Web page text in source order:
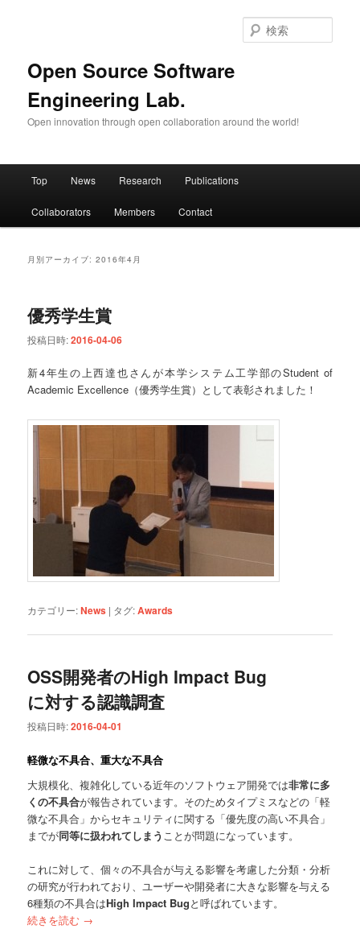
移
動
Open Source Software
Engineering Lab.
Open innovation through open collaboration around the world!
索
メ
Top News Research Publications
Collaborators Members Contact
月別アーカイブ:2016年4月
優秀学生賞
投稿日時:2016-04-06
新4年生の上西達也さんが本学システム工学部のStudent of
Academic Excellence（優秀学生賞）として表彰されました！
カテゴリー:News | タグ:Awards
OSS開発者のHigh Impact Bug
に対する認識調査
投稿日時:2016-04-01
軽微な不具合、重大な不具合
大規模化、複雑化している近年のソフトウェア開発では非常に多
くの不具合が報告されています。そのためタイプミスなどの「軽
微な不具合」からセキュリティに関する「優先度の高い不具合」
までが同等に扱われてしまう ことが問題になっています。
これに対して、個々の不具合が与える影響を考慮した分類・分析
の研究が行われており、ユーザーや開発者に大きな影響を与える
6種類の不具合はHigh Impact Bugと呼ばれています。
続きを読む →